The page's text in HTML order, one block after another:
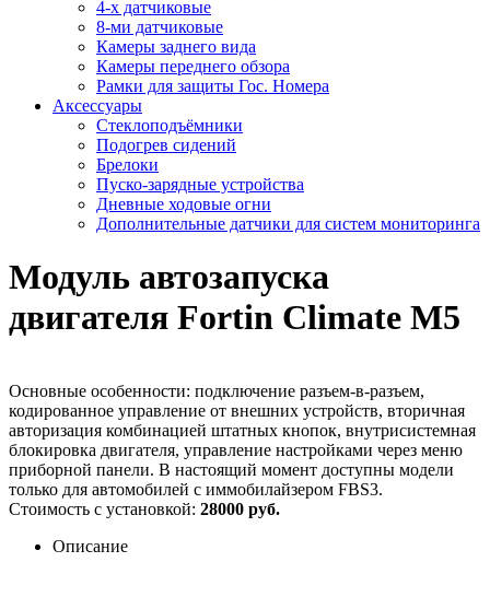
4-х датчиковые
8-ми датчиковые
Камеры заднего вида
Камеры переднего обзора
Рамки для защиты Гос. Номера
Аксессуары
Стеклоподъёмники
Подогрев сидений
Брелоки
Пуско-зарядные устройства
Дневные ходовые огни
Дополнительные датчики для систем мониторинга
Модуль автозапуска
двигателя Fortin Climate M5
Основные особенности: подключение разъем-в-разъем,
кодированное управление от внешних устройств, вторичная
авторизация комбинацией штатных кнопок, внутрисистемная
блокировка двигателя, управление настройками через меню
приборной панели. В настоящий момент доступны модели
только для автомобилей с иммобилайзером FBS3.
Стоимость с установкой: 28000 руб.
Описание